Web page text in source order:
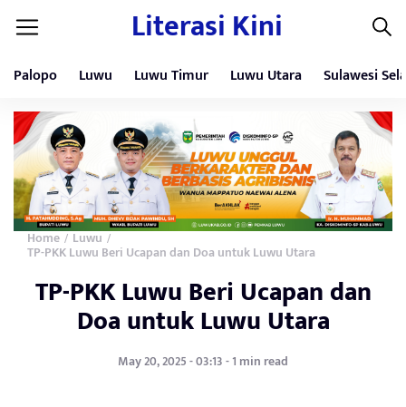
Literasi Kini
Palopo Luwu Luwu Timur Luwu Utara Sulawesi
Home / Luwu /
TP-PKK Luwu Beri Ucapan dan Doa untuk Luwu Utara
TP-PKK Luwu Beri Ucapan dan
Doa untuk Luwu Utara
May 20, 2025 - 03:13 - 1 min read